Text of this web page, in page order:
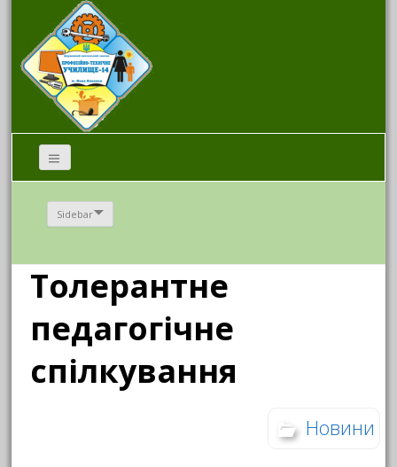
Sidebar
Толерантне
педагогічне
спілкування
Новини